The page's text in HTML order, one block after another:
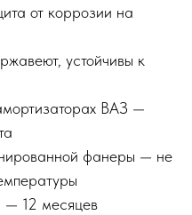
от коррозии на
устойчивы к
ВАЗ —
фанеры — не
— 12 месяцев